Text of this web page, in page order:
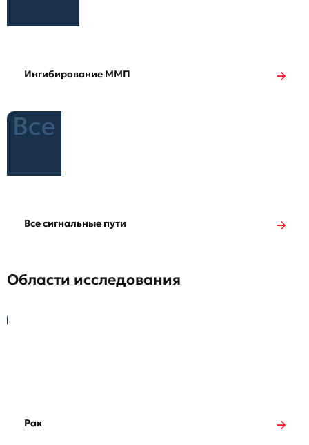
Ингибирование ММП
Все
Все сигнальные пути
Области исследования
Рак